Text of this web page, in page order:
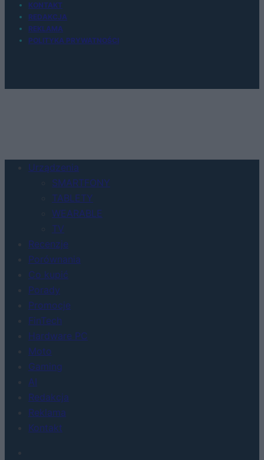
KONTAKT
REDAKCJA
REKLAMA
POLITYKA PRYWATNOŚCI
Urządzenia
SMARTFONY
TABLETY
WEARABLE
TV
Recenzje
Porównania
Co kupić
Porady
Promocje
FinTech
Hardware PC
Moto
Gaming
AI
Redakcja
Reklama
Kontakt